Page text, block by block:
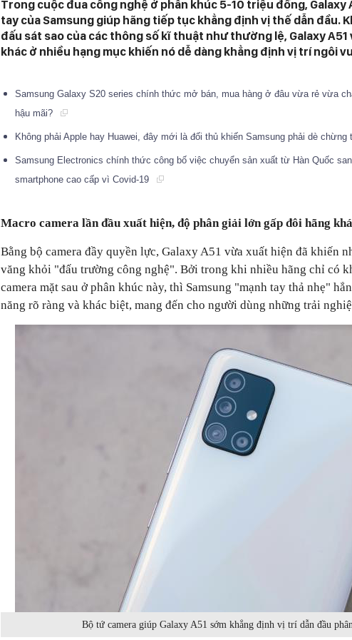
Trong cuộc đua công nghệ ở phân khúc 5-10 triệu đồng, Galaxy
tay của Samsung giúp hãng tiếp tục khẳng định vị thế dẫn đầu.
đấu sát sao của các thông số kĩ thuật như thường lệ, Galaxy
khác ở nhiều hạng mục khiến nó dễ dàng khẳng định vị trí ngôi
Samsung Galaxy S20 series chính thức mở bán, mua hàng ở đâu vừa rẻ vừa
hậu mãi?
Không phải Apple hay Huawei, đây mới là đối thủ khiến Samsung phải dè chừng
Samsung Electronics chính thức công bố việc chuyển sản xuất từ Hàn Quốc
smartphone cao cấp vì Covid-19
Macro camera lần đầu xuất hiện, độ phân giải lớn gấp đôi hãng
Bằng bộ camera đầy quyền lực, Galaxy A51 vừa xuất hiện đã khiến
văng khỏi "đấu trường công nghệ". Bởi trong khi nhiều hãng chỉ có
camera mặt sau ở phân khúc này, thì Samsung "mạnh tay thả nhẹ"
năng rõ ràng và khác biệt, mang đến cho người dùng những trải
Bộ tứ camera giúp Galaxy A51 sớm khẳng định vị trí dẫn đầu